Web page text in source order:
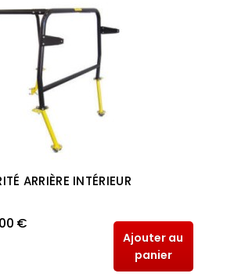
ARRIÈRE INTÉRIEUR
€
Ajouter au
panier